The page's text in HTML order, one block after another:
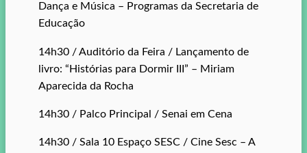
Dança e Música – Programas da Secretaria de
Educação
14h30 / Auditório da Feira / Lançamento de
livro: “Histórias para Dormir III” – Miriam
Aparecida da Rocha
14h30 / Palco Principal / Senai em Cena
14h30 / Sala 10 Espaço SESC / Cine Sesc – A